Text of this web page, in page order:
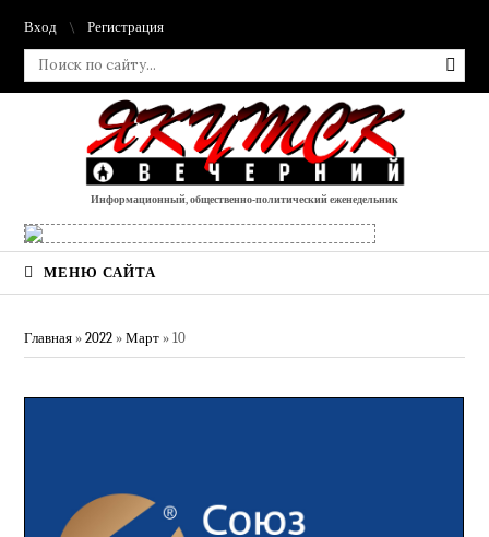
Вход Регистрация
Информационный, общественно-политический еженедельник
МЕНЮ САЙТА
Главная »2022 » Март » 10